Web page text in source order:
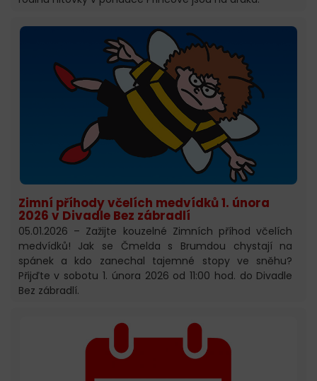
Zimní příhody včelích medvídků 1. února
2026 v Divadle Bez zábradlí
05.01.2026 – Zažijte kouzelné Zimních příhod včelích
medvídků! Jak se Čmelda s Brumdou chystají na
spánek a kdo zanechal tajemné stopy ve sněhu?
Přijďte v sobotu 1. února 2026 od 11:00 hod. do Divadle
Bez zábradlí.